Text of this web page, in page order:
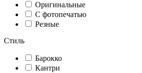
Оригинальные
С фотопечатью
Резные
Стиль
Барокко
Кантри